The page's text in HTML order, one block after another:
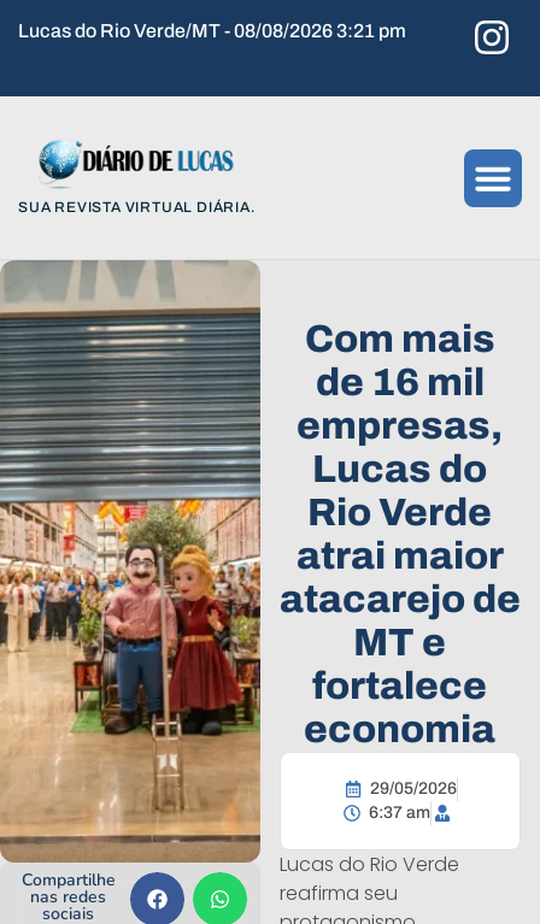
Lucas do Rio Verde/MT - 08/08/2026 3:21 pm
SUA REVISTA VIRTUAL DIÁRIA.
Compartilhe
nas redes
sociais
Com mais
de 16 mil
empresas,
Lucas do
Rio Verde
atrai maior
atacarejo de
MT e
fortalece
economia
29/05/2026
6:37 am
Lucas do Rio Verde
reafirma seu